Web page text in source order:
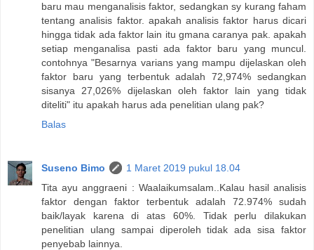
baru mau menganalisis faktor, sedangkan sy kurang faham
tentang analisis faktor. apakah analisis faktor harus dicari
hingga tidak ada faktor lain itu gmana caranya pak. apakah
setiap menganalisa pasti ada faktor baru yang muncul.
contohnya "Besarnya varians yang mampu dijelaskan oleh
faktor baru yang terbentuk adalah 72,974% sedangkan
sisanya 27,026% dijelaskan oleh faktor lain yang tidak
diteliti" itu apakah harus ada penelitian ulang pak?
Balas
Suseno Bimo
1 Maret 2019 pukul 18.04
Tita ayu anggraeni : Waalaikumsalam..Kalau hasil analisis
faktor dengan faktor terbentuk adalah 72.974% sudah
baik/layak karena di atas 60%. Tidak perlu dilakukan
penelitian ulang sampai diperoleh tidak ada sisa faktor
penyebab lainnya.